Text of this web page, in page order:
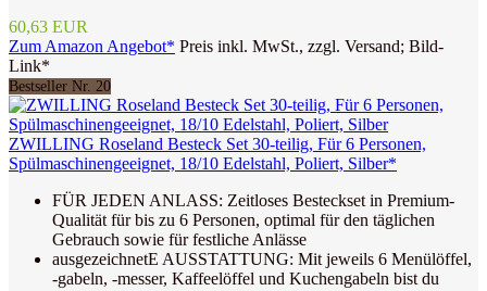
60,63 EUR
Zum Amazon Angebot* Preis inkl. MwSt., zzgl. Versand; Bild-
Link*
Bestseller Nr. 20
ZWILLING Roseland Besteck Set 30-teilig, Für 6 Personen,
Spülmaschinengeeignet, 18/10 Edelstahl, Poliert, Silber*
FÜR JEDEN ANLASS: Zeitloses Besteckset in Premium-
Qualität für bis zu 6 Personen, optimal für den täglichen
Gebrauch sowie für festliche Anlässe
ausgezeichnetE AUSSTATTUNG: Mit jeweils 6 Menülöffel,
-gabeln, -messer, Kaffeelöffel und Kuchengabeln bist du